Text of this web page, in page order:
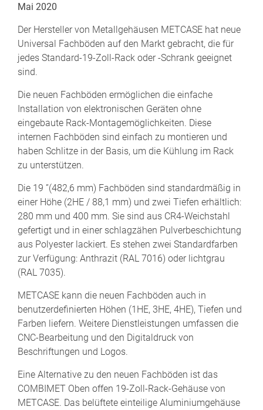
Mai 2020
Der Hersteller von Metallgehäusen METCASE hat neue
Universal Fachböden auf den Markt gebracht, die für
jedes Standard-19-Zoll-Rack oder -Schrank geeignet
sind.
Die neuen Fachböden ermöglichen die einfache
Installation von elektronischen Geräten ohne
eingebaute Rack-Montagemöglichkeiten. Diese
internen Fachböden sind einfach zu montieren und
haben Schlitze in der Basis, um die Kühlung im Rack
zu unterstützen.
Die 19 ”(482,6 mm) Fachböden sind standardmäßig in
einer Höhe (2HE / 88,1 mm) und zwei Tiefen erhältlich:
280 mm und 400 mm. Sie sind aus CR4-Weichstahl
gefertigt und in einer schlagzähen Pulverbeschichtung
aus Polyester lackiert. Es stehen zwei Standardfarben
zur Verfügung: Anthrazit (RAL 7016) oder lichtgrau
(RAL 7035).
METCASE kann die neuen Fachböden auch in
benutzerdefinierten Höhen (1HE, 3HE, 4HE), Tiefen und
Farben liefern. Weitere Dienstleistungen umfassen die
CNC-Bearbeitung und den Digitaldruck von
Beschriftungen und Logos.
Eine Alternative zu den neuen Fachböden ist das
COMBIMET Oben offen 19-Zoll-Rack-Gehäuse von
METCASE. Das belüftete einteilige Aluminiumgehäuse